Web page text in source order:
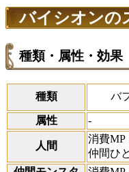
バイシオンの
種類・属性・効果
種類 バ
属性 -
人間
消費MP
仲間ひ